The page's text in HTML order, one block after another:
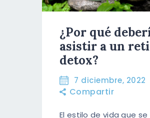
¿Por qué
asistir a un
detox?
7 diciembre, 2022
Compartir
El estilo de vida que se